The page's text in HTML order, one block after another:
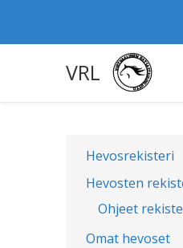
VRL
Hevosrekisteri
Hevosten
Ohjeet
Omat hevoset